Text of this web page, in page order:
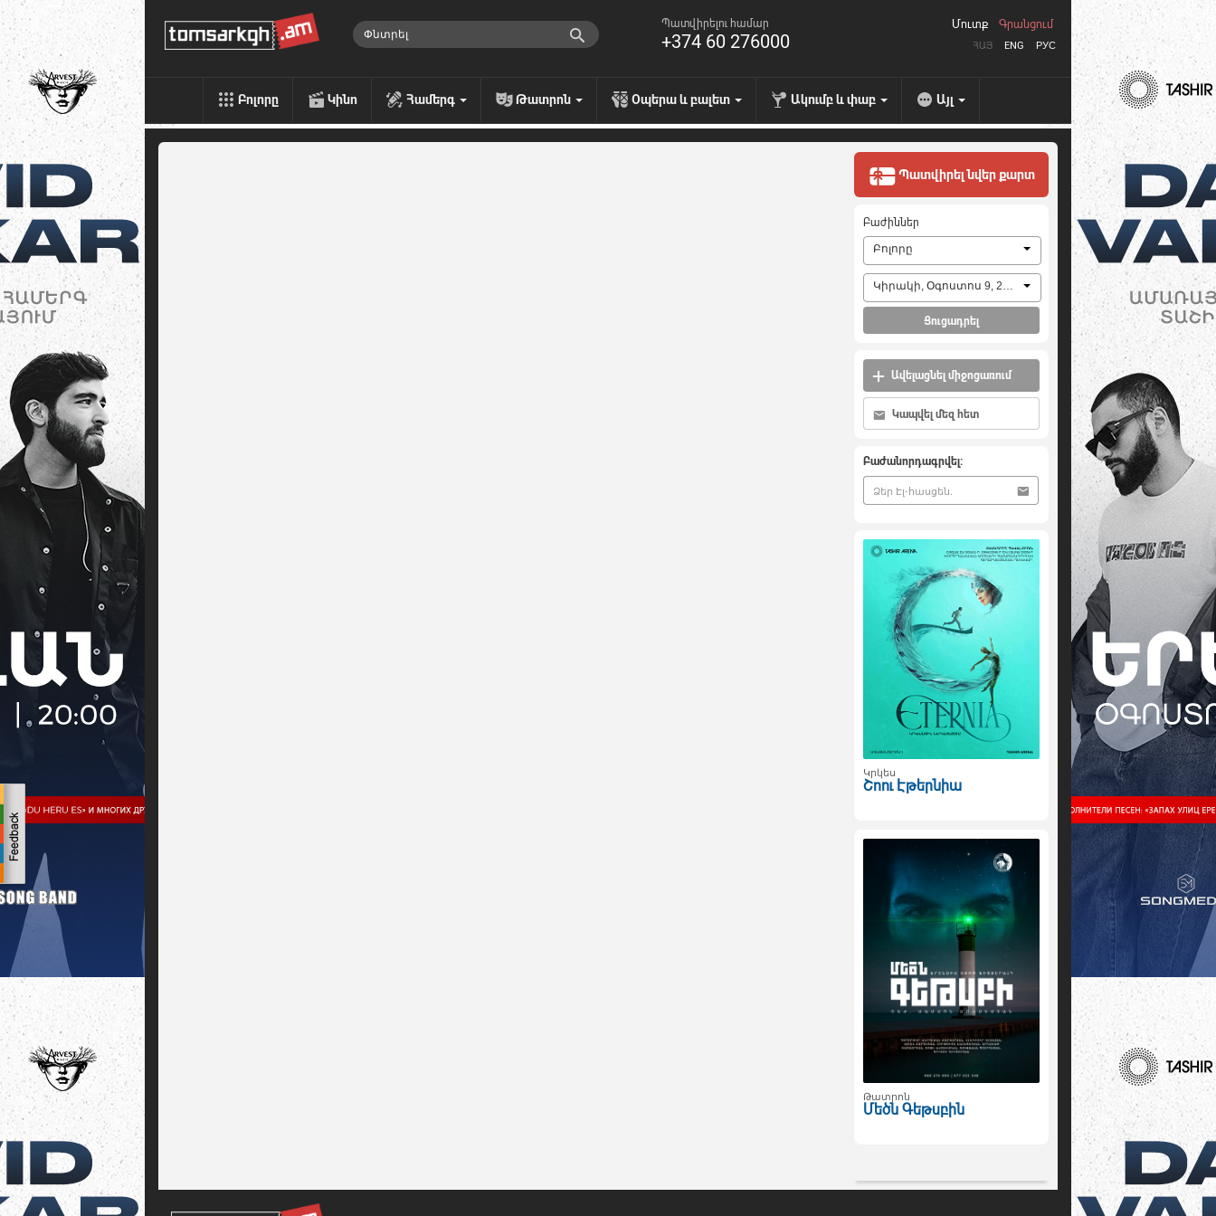
Պատվիրելու համար
+374 60 276000 ՀԱՅ ENG РУС
Մուտք Գրանցում
Բոլորը Կինո Համերգ Թատրոն Օպերա և բալետ Ակումբ և փաբ Այլ
Պատվիրել նվեր քարտ
Բաժիններ
Բոլորը
Կիրակի, Օգոստոս 9, 2026
Ցուցադրել
Ավելացնել միջոցառում
Կապվել մեզ հետ
Բաժանորդագրվել:
Կրկես
Շոու Էթերնիա
Թատրոն
Մեծն Գեթսբին